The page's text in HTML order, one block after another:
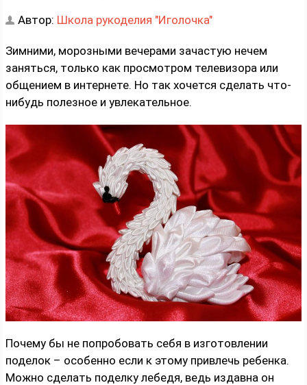
Автор: Школа рукоделия "Иголочка"
Зимними, морозными вечерами зачастую нечем
заняться, только как просмотром телевизора или
общением в интернете. Но так хочется сделать что-
нибудь полезное и увлекательное.
Почему бы не попробовать себя в изготовлении
поделок – особенно если к этому привлечь ребенка.
Можно сделать поделку лебедя, ведь издавна он